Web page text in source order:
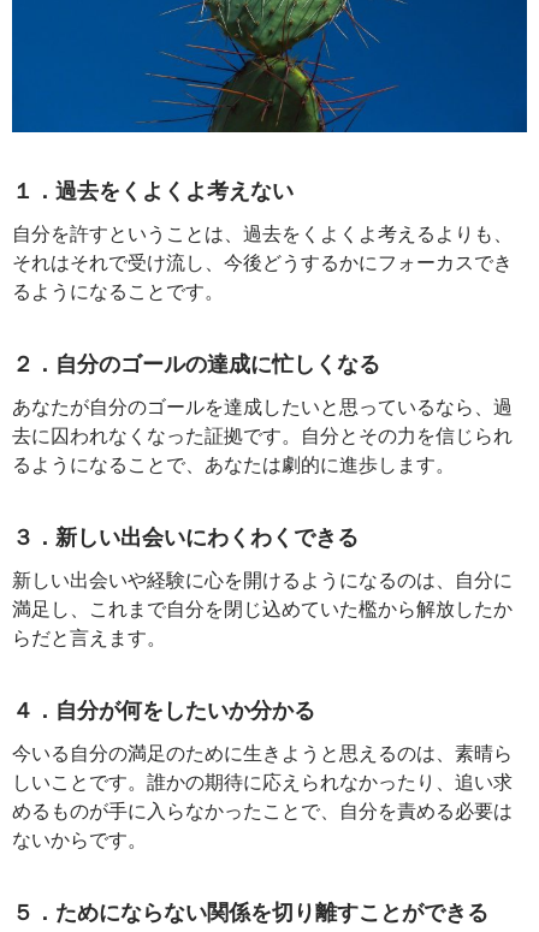
１．過去をくよくよ考えない
自分を許すということは、過去をくよくよ考えるよりも、
それはそれで受け流し、今後どうするかにフォーカスでき
るようになることです。
２．自分のゴールの達成に忙しくなる
あなたが自分のゴールを達成したいと思っているなら、過
去に囚われなくなった証拠です。自分とその力を信じられ
るようになることで、あなたは劇的に進歩します。
３．新しい出会いにわくわくできる
新しい出会いや経験に心を開けるようになるのは、自分に
満足し、これまで自分を閉じ込めていた檻から解放したか
らだと言えます。
４．自分が何をしたいか分かる
今いる自分の満足のために生きようと思えるのは、素晴ら
しいことです。誰かの期待に応えられなかったり、追い求
めるものが手に入らなかったことで、自分を責める必要は
ないからです。
５．ためにならない関係を切り離すことができる